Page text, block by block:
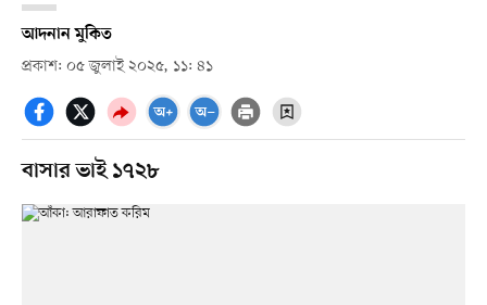
আদনান মুকিত
প্রকাশ: ০৫ জুলাই ২০২৫, ১১: ৪১
বাসার ভাই ১৭২৮